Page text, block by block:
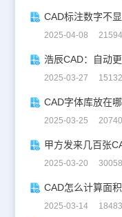
CAD标注数字不
2025-04-08
浩辰CAD：自动
2025-03-27
CAD字体库放在
2025-03-25
2025-03-20
2025-03-14